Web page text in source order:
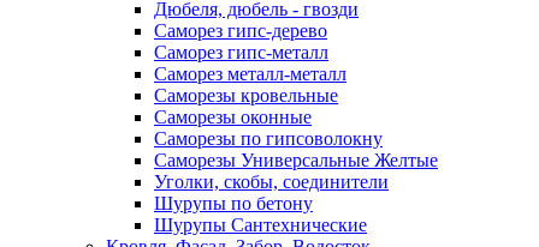
Дюбеля, дюбель - гвозди
Саморез гипс-дерево
Саморез гипс-металл
Саморез металл-металл
Саморезы кровельные
Саморезы оконные
Саморезы по гипсоволокну
Саморезы Универсальные Желтые
Уголки, скобы, соединители
Шурупы по бетону
Шурупы Сантехнические